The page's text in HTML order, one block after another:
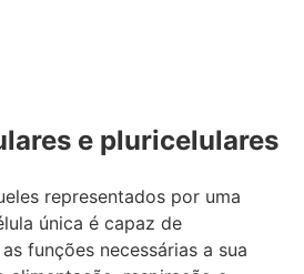
e pluricelulares
representados por uma
única é capaz de
funções necessárias a sua